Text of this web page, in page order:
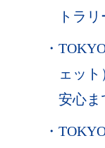
トラリ
・
ェッ
安心ま
・